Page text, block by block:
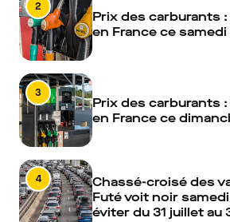
2
Prix des carburants
en France ce
3
Prix des carburants
en France ce
4
Chassé-croisé des
Futé voit noir
éviter du 31 juillet au